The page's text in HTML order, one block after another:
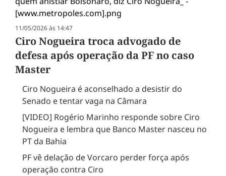
11/05/2026 às 14:47
Ciro Nogueira troca advogado de
defesa após operação da PF no caso
Master
Ciro Nogueira é aconselhado a desistir do
Senado e tentar vaga na Câmara
[VIDEO] Rogério Marinho responde sobre Ciro
Nogueira e lembra que Banco Master nasceu no
PT da Bahia
PF vê delação de Vorcaro perder força após
operação contra Ciro